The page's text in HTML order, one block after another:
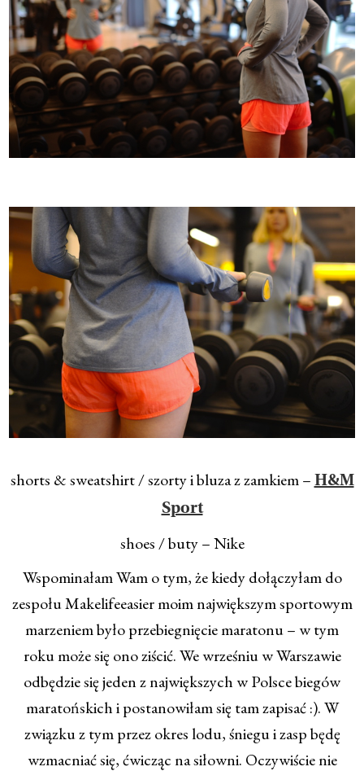
shorts & sweatshirt / szorty i bluza z zamkiem – H&M
Sport
shoes / buty – Nike
Wspominałam Wam o tym, że kiedy dołączyłam do
zespołu Makelifeeasier moim największym sportowym
marzeniem było przebiegnięcie maratonu – w tym
roku może się ono ziścić. We wrześniu w Warszawie
odbędzie się jeden z największych w Polsce biegów
maratońskich i postanowiłam się tam zapisać :). W
związku z tym przez okres lodu, śniegu i zasp będę
wzmacniać się, ćwicząc na siłowni. Oczywiście nie